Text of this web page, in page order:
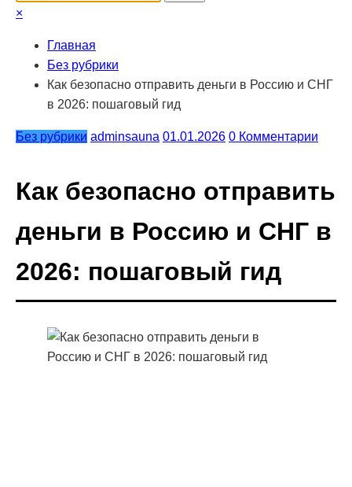
×
Главная
Без рубрики
Как безопасно отправить деньги в Россию и СНГ
в 2026: пошаговый гид
Без рубрики adminsauna 01.01.2026 0 Комментарии
Как безопасно отправить
деньги в Россию и СНГ в
2026: пошаговый гид